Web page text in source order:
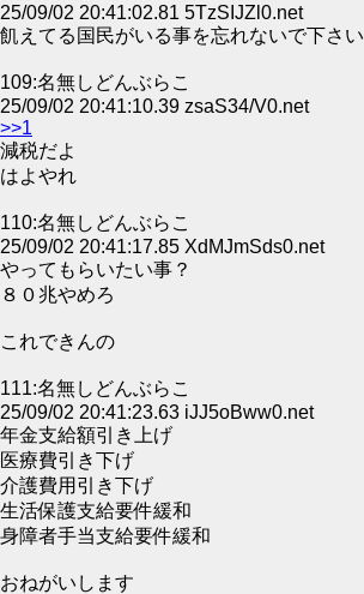
25/09/02 20:41:02.81 5TzSIJZl0.net
飢えてる国民がいる事を忘れないで下さい
109:名無しどんぶらこ
25/09/02 20:41:10.39 zsaS34/V0.net
>>1
減税だよ
はよやれ
110:名無しどんぶらこ
25/09/02 20:41:17.85 XdMJmSds0.net
やってもらいたい事？
８０兆やめろ
これできんの
111:名無しどんぶらこ
25/09/02 20:41:23.63 iJJ5oBww0.net
年金支給額引き上げ
医療費引き下げ
介護費用引き下げ
生活保護支給要件緩和
身障者手当支給要件緩和
おねがいします